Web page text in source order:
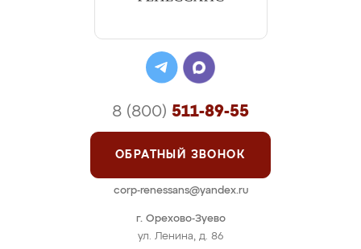
г. Орехово-Зуево
ул. Ленина, д. 86
8 (800) 511-89-55
ОБРАТНЫЙ ЗВОНОК
corp-renessans@yandex.ru